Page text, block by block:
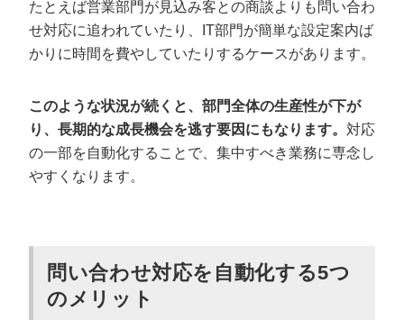
たとえば営業部門が見込み客との商談よりも問い合わ
せ対応に追われていたり、IT部門が簡単な設定案内ば
かりに時間を費やしていたりするケースがあります。
このような状況が続くと、部門全体の生産性が下が
り、長期的な成長機会を逃す要因にもなります。 対応
の一部を自動化することで、集中すべき業務に専念し
やすくなります。
問い合わせ対応を自動化する5つ
のメリット